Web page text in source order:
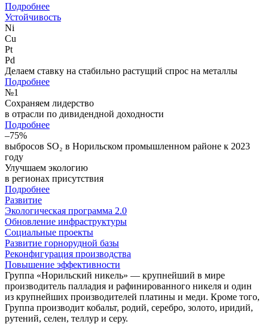
Подробнее
Устойчивость
Ni
Cu
Pt
Pd
Делаем ставку на стабильно растущий спрос на металлы
Подробнее
№1
Сохраняем лидерство
в отрасли по дивидендной доходности
Подробнее
–75%
выбросов SO₂ в Норильском промышленном районе к 2023
году
Улучшаем экологию
в регионах присутствия
Подробнее
Развитие
Экологическая программа 2.0
Обновление инфраструктуры
Социальные проекты
Развитие горнорудной базы
Реконфигурация производства
Повышение эффективности
Группа «Норильский никель» — крупнейший в мире
производитель палладия и рафинированного никеля и один
из крупнейших производителей платины и меди. Кроме того,
Группа производит кобальт, родий, серебро, золото, иридий,
рутений, селен, теллур и серу.